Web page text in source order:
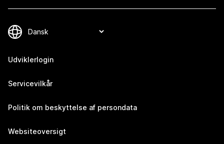
Udviklerlogin
Servicevilkår
Politik om beskyttelse af persondata
Websiteoversigt